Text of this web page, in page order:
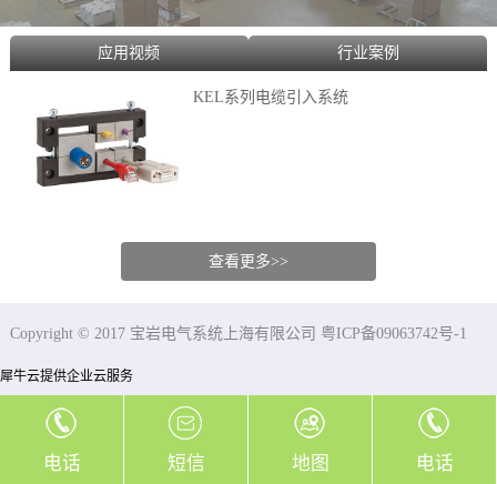
应用视频 行业案例
KEL系列电缆引入系统
查看更多>>
Copyright © 2017 宝岩电气系统上海有限公司 粤ICP备09063742号-1
犀牛云提供企业云服务
电话 短信 地图 电话